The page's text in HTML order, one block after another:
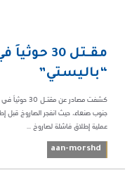
مقـتل 30
“باليستي”
كشفت مصادر
جنوب صنعاء، حيث انفجر الصاروخ قبل
عملية إطلاق فاشلة لصاروخ ...
aan-morshd